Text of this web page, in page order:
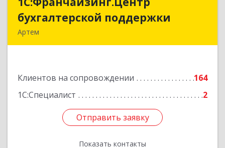
бухгалтерской поддержки
Артем
Клиентов на сопровождении
164
1С:Специалист
2
Отправить заявку
Показать контакты
бухгалтерской поддержки
Подробнее
Отправить заявку
Назад